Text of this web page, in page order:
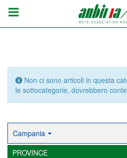
Info
Non ci sono articoli in questa
le sottocategorie, dovrebbero
Campania
PROVINCE